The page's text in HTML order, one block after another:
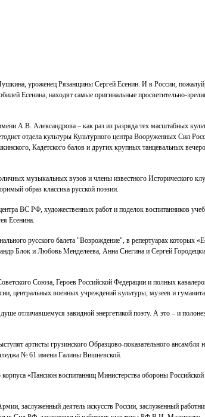
уроженец Рязанщины Сергей Есенин. И в России, пожалуй,
Есенина, находят самые оригинальные просветительно-
А.В. Александрова – как раз из разряда тех масштабных
отдела культуры Культурного центра Вооруженных Сил
Кадетского балов и других крупных танцевальных
музыкальных вузов и члены известного Исторического
образ классика русской поэзии.
ВС РФ, художественных работ и поделок воспитанников
Есенина.
русского балета "Возрождение", в репертуарах которых
Блок и Любовь Менделеева, Анна Снегина и Сергей
Союза, Героев Российской Федерации и полных
центральных военных учреждений культуры, музеев и
отличавшемуся завидной энергетикой поэту. А это – и
артисты грузинского Образцово-показательного ансамбля
№ 61 имени Галины Вишневской.
«Пансион воспитанниц Министерства обороны
заслуженный деятель искусств России, заслуженный